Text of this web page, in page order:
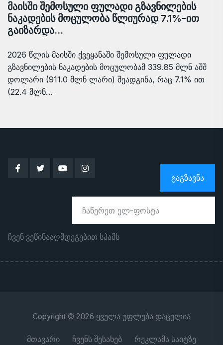
მაისში შემოსული ფულადი გზავნილების
ნაკადების მოცულობა წლიურად 7.1%-ით
გაიზარდა…
2026 წლის მაისში ქვეყანაში შემოსული ფულადი
გზავნილების ნაკადების მოცულობამ 339.85 მლნ აშშ
დოლარი (911.0 მლნ ლარი) შეადგინა, რაც 7.1% ით
(22.4 მლნ…
ᲒᲐᲒᲖᲐᲕᲜᲐ
ჩვენ ვეწინააღმდეგებით სპამს
Copyright © 2026 ყველა უფლება დაცულია
მთავარი
ჩვენს შესახებ რეკლამა საიტზე